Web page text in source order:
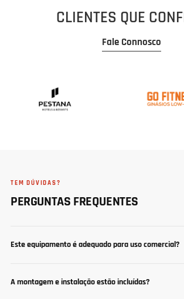
CLIENTES QUE
Fale Connosco
TEM DÚVIDAS?
PERGUNTAS FREQUENTES
Este equipamento é adequado para uso comercial?
A montagem e instalação estão incluídas?